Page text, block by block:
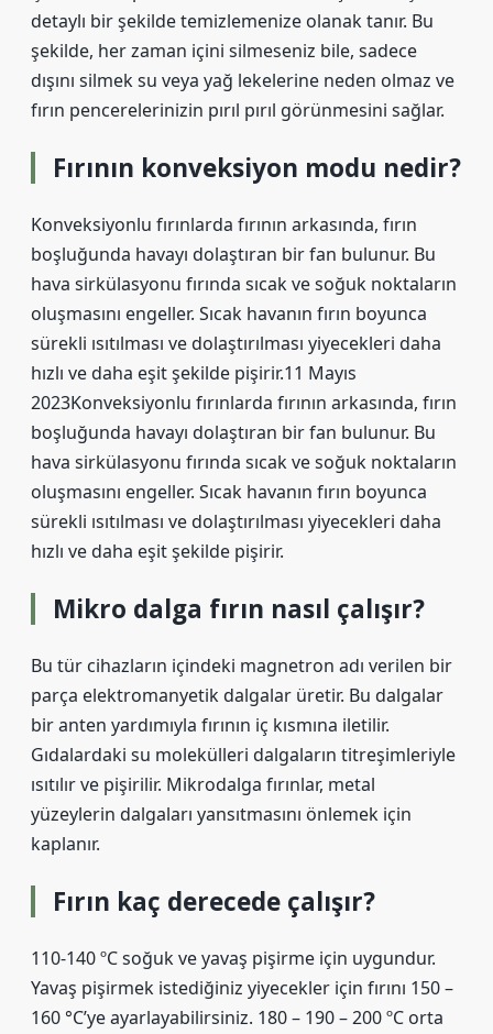
detaylı bir şekilde temizlemenize olanak tanır. Bu
şekilde, her zaman içini silmeseniz bile, sadece
dışını silmek su veya yağ lekelerine neden olmaz ve
fırın pencerelerinizin pırıl pırıl görünmesini sağlar.
Fırının konveksiyon modu nedir?
Konveksiyonlu fırınlarda fırının arkasında, fırın
boşluğunda havayı dolaştıran bir fan bulunur. Bu
hava sirkülasyonu fırında sıcak ve soğuk noktaların
oluşmasını engeller. Sıcak havanın fırın boyunca
sürekli ısıtılması ve dolaştırılması yiyecekleri daha
hızlı ve daha eşit şekilde pişirir.11 Mayıs
2023Konveksiyonlu fırınlarda fırının arkasında, fırın
boşluğunda havayı dolaştıran bir fan bulunur. Bu
hava sirkülasyonu fırında sıcak ve soğuk noktaların
oluşmasını engeller. Sıcak havanın fırın boyunca
sürekli ısıtılması ve dolaştırılması yiyecekleri daha
hızlı ve daha eşit şekilde pişirir.
Mikro dalga fırın nasıl çalışır?
Bu tür cihazların içindeki magnetron adı verilen bir
parça elektromanyetik dalgalar üretir. Bu dalgalar
bir anten yardımıyla fırının iç kısmına iletilir.
Gıdalardaki su molekülleri dalgaların titreşimleriyle
ısıtılır ve pişirilir. Mikrodalga fırınlar, metal
yüzeylerin dalgaları yansıtmasını önlemek için
kaplanır.
Fırın kaç derecede çalışır?
110-140 ºC soğuk ve yavaş pişirme için uygundur.
Yavaş pişirmek istediğiniz yiyecekler için fırını 150 –
160 °C’ye ayarlayabilirsiniz. 180 – 190 – 200 ºC orta